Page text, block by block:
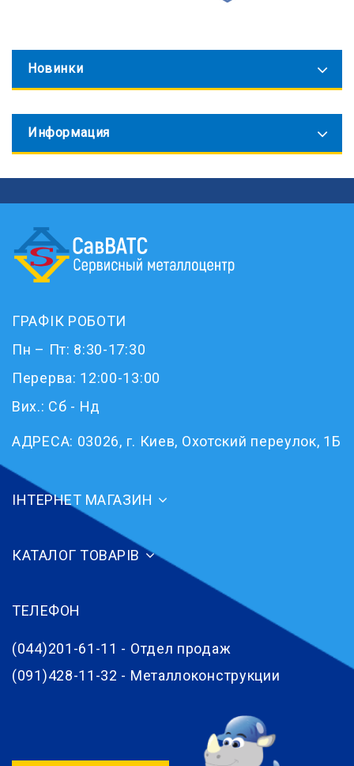
Новинки
Информация
ГРАФІК РОБОТИ
Пн – Пт: 8:30-17:30
Перерва: 12:00-13:00
Вих.: Сб - Нд
АДРЕСА: 03026, г. Киев, Охотский переулок, 1Б
ІНТЕРНЕТ МАГАЗИН
КАТАЛОГ ТОВАРІВ
ТЕЛЕФОН
(044)201-61-11 - Отдел продаж
(091)428-11-32 - Металлоконструкции